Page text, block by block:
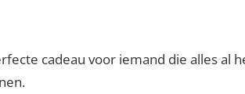
cadeau voor iemand die alles al